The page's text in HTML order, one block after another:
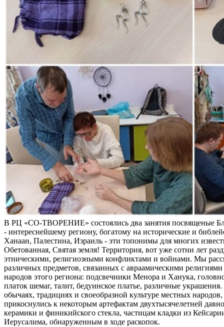
В РЦ «СО-ТВОРЕНИЕ» состоялись два занятия посвященые
- интереснейшему региону, богатому на исторические и
Ханаан, Палестина, Израиль - эти топонимы для многих
Обетованная, Святая земля! Территория, вот уже сотни лет
этническими, религиозными конфликтами и войнами. Мы
различных предметов, связанных с авраамическими религиями
народов этого региона: подсвечники Менора и Ханука,
платок шемаг, талит, бедуинское платье, различные
обычаях, традициях и своеобразной культуре местных
прикоснулись к некоторым артефактам двухтысячелетней
керамики и финикийского стекла, частицам кладки из
Иерусалима, обнаруженным в ходе раскопок.